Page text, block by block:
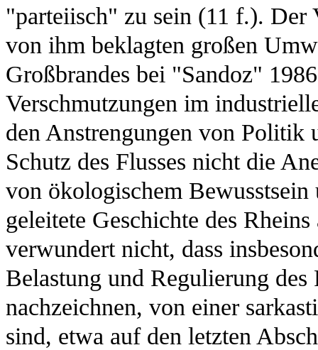
"parteiisch" zu sein (11 f.). Der
von ihm beklagten großen
Großbrandes bei "Sandoz"
Verschmutzungen im
den Anstrengungen von Politik
Schutz des Flusses nicht die
von ökologischem Bewusstsein
geleitete Geschichte des
verwundert nicht, dass
Belastung und Regulierung
nachzeichnen, von einer
sind, etwa auf den letzten